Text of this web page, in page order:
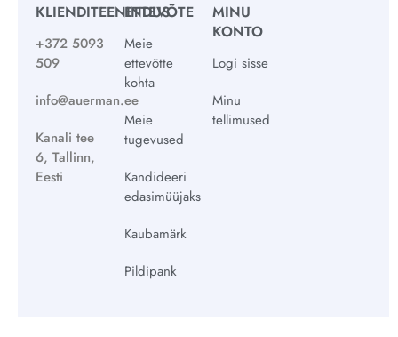
KLIENDITEENINDUS
+372 5093
509
info@auerman.ee
Kanali tee
6, Tallinn,
Eesti
ETTEVÕTE
Meie
ettevõtte
kohta
Meie
tugevused
Kandideeri
edasimüüjaks
Kaubamärk
Pildipank
MINU
KONTO
Logi sisse
Minu
tellimused